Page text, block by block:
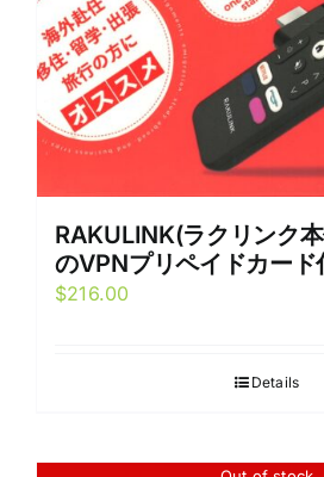
RAKULINK(ラクリンク
のVPNプリペイドカード
$216.00
Details